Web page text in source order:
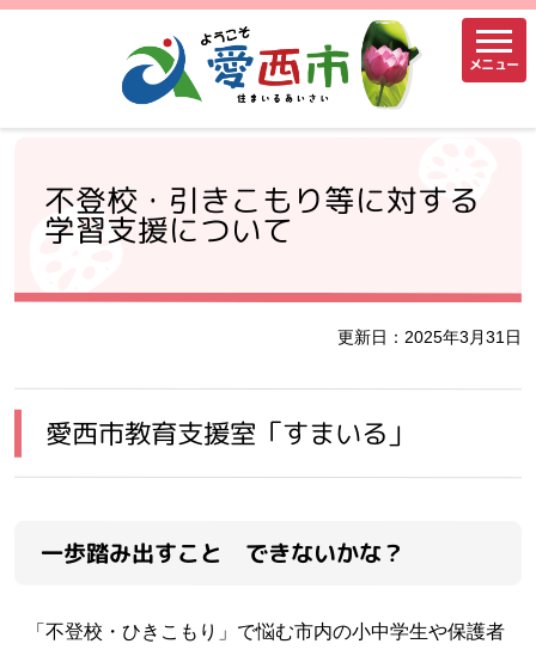
メニュー
不登校・引きこもり等に対する
学習支援について
更新日：2025年3月31日
愛西市教育支援室「すまいる」
一歩踏み出すこと できないかな？
「不登校・ひきこもり」で悩む市内の小中学生や保護者